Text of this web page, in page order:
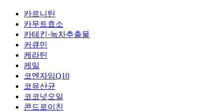
카르니틴
카무트효소
카테킨·녹차추출물
커큐민
케라틴
케일
코엔자임Q10
코유산균
코코넛오일
콘드로이친